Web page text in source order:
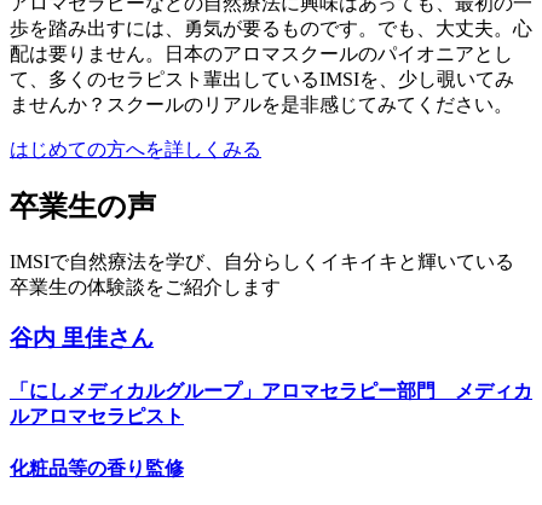
歩を踏み出すには、勇気が要るものです。でも、大丈夫。心
配は要りません。日本のアロマスクールのパイオニアとし
て、多くのセラピスト輩出しているIMSIを、少し覗いてみ
ませんか？スクールのリアルを是非感じてみてください。
はじめての方へを詳しくみる
卒業生の声
IMSIで自然療法を学び、自分らしくイキイキと輝いている
卒業生の体験談をご紹介します
谷内 里佳さん
「にしメディカルグループ」アロマセラピー部門 メディカ
ルアロマセラピスト
化粧品等の香り監修